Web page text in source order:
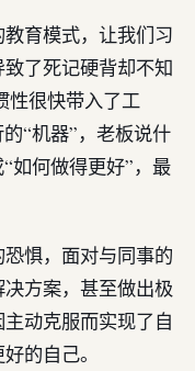
育模式，让我们习
了死记硬背却不知
性很快带入了工
“机器”，老板说什
如何做得更好”，最
惧，面对与同事的
方案，甚至做出极
动克服而实现了自
的自己。